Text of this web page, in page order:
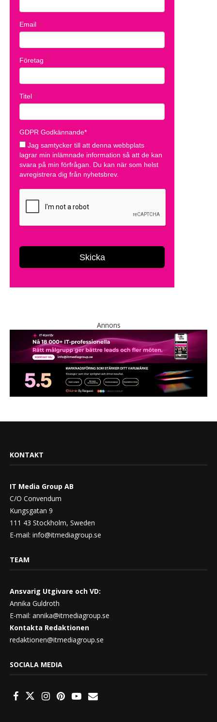
Annons
KONTAKT
IT Media Group AB
C/O Convendum
Kungsgatan 9
111 43 Stockholm, Sweden
E-mail: info@itmediagroup.se
TEAM
Ansvarig Utgivare och VD:
Annika Guldroth
E-mail: annika@itmediagroup.se
Kontakta Redaktionen
redaktionen@itmediagroup.se
SOCIALA MEDIA